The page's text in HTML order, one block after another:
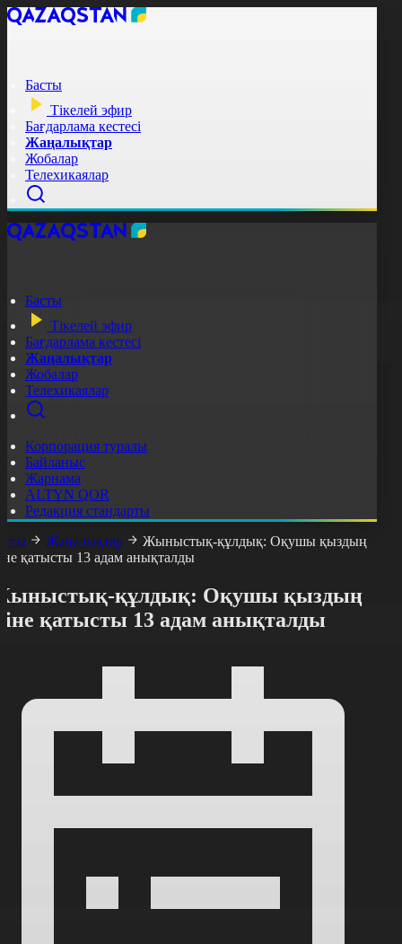
Басты
Тікелей эфир
Бағдарлама кестесі
Жаңалықтар
Жобалар
Телехикаялар
Басты
Тікелей эфир
Бағдарлама кестесі
Жаңалықтар
Жобалар
Телехикаялар
Корпорация туралы
Байланыс
Жарнама
ALTYN QOR
Редакция стандарты
Жаңалықтар
Жыныстық-құлдық: Оқушы қыздың
қатысты 13 адам анықталды
құлдық: Оқушы қыздың
қатысты 13 адам анықталды